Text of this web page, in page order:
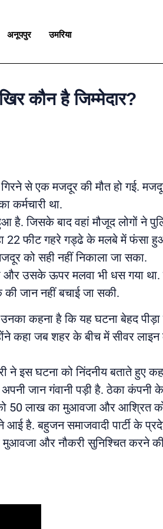
अनूपपुर उमरिया
कौन है जिम्मेदार?
से एक मजदूर की मौत हो गई.
कर्मचारी था.
है. जिसके बाद वहां मौजूद लोगों ने
22 फीट गहरे गड्ढे के मलबे में फंसा
को सही नहीं निकाला जा सका.
और उसके ऊपर मलवा भी धस गया
जान नहीं बचाई जा सकी.
कहना है कि यह घटना बेहद पीड़ा
कहा जब शहर के बीच में सीवर लाइन
ने इस घटना को निंदनीय बताते हुए
जान गंवानी पड़ी है. ठेका कंपनी के
50 लाख का मुआवजा और आश्रित
बहुजन समाजवादी पार्टी के
और नौकरी सुनिश्चित करने की